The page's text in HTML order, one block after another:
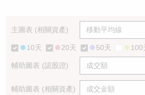
主圖表 (相關資產)
10天 20天 50天 100
輔助圖表 (認股證)
輔助圖表 (相關資產)